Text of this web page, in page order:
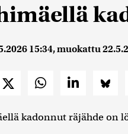
15:34, muokattu
kadonnut räjähde on